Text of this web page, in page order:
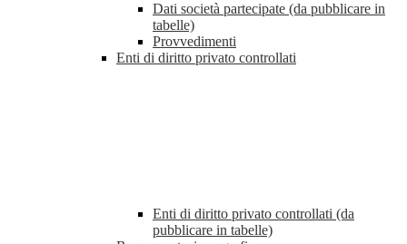
Dati società partecipate (da pubblicare in
tabelle)
Provvedimenti
Enti di diritto privato controllati
Enti di diritto privato controllati (da
pubblicare in tabelle)